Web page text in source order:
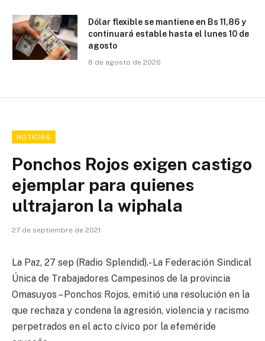
Dólar flexible se mantiene en Bs 11,86 y
continuará estable hasta el lunes 10 de
agosto
8 de agosto de 2026
NOTICIAS
Ponchos Rojos exigen castigo
ejemplar para quienes
ultrajaron la wiphala
27 de septiembre de 2021
La Paz, 27 sep (Radio Splendid).- La Federación Sindical
Única de Trabajadores Campesinos de la provincia
Omasuyos – Ponchos Rojos, emitió una resolución en la
que rechaza y condena la agresión, violencia y racismo
perpetrados en el acto cívico por la efeméride